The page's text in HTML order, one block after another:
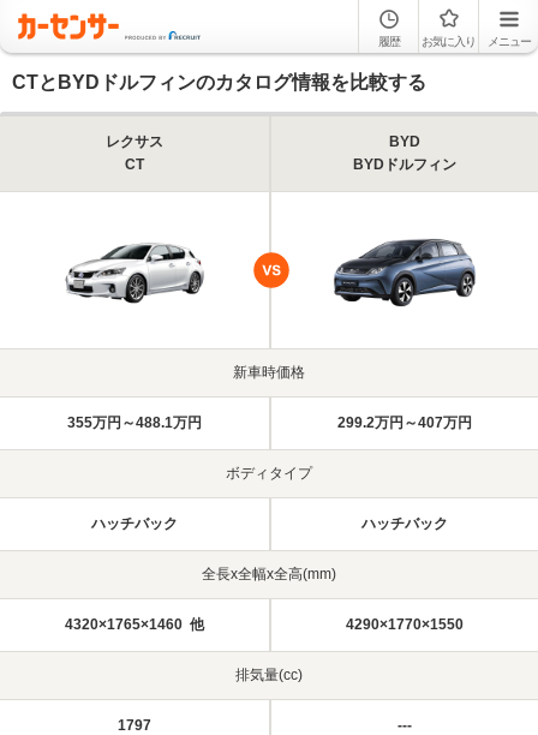
履歴 お気に入り メニュー
CTとBYDドルフィンのカタログ情報を比較する
レクサス
CT
BYD
BYDドルフィン
新車時価格
355万円～488.1万円 299.2万円～407万円
ボディタイプ
ハッチバック ハッチバック
全長x全幅x全高(mm)
4320×1765×1460 他 4290×1770×1550
排気量(cc)
1797 ---